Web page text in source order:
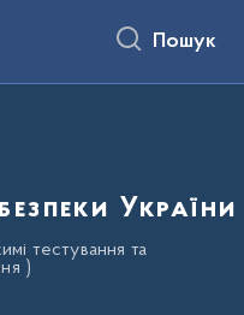
Пошук
України
тестування та
)